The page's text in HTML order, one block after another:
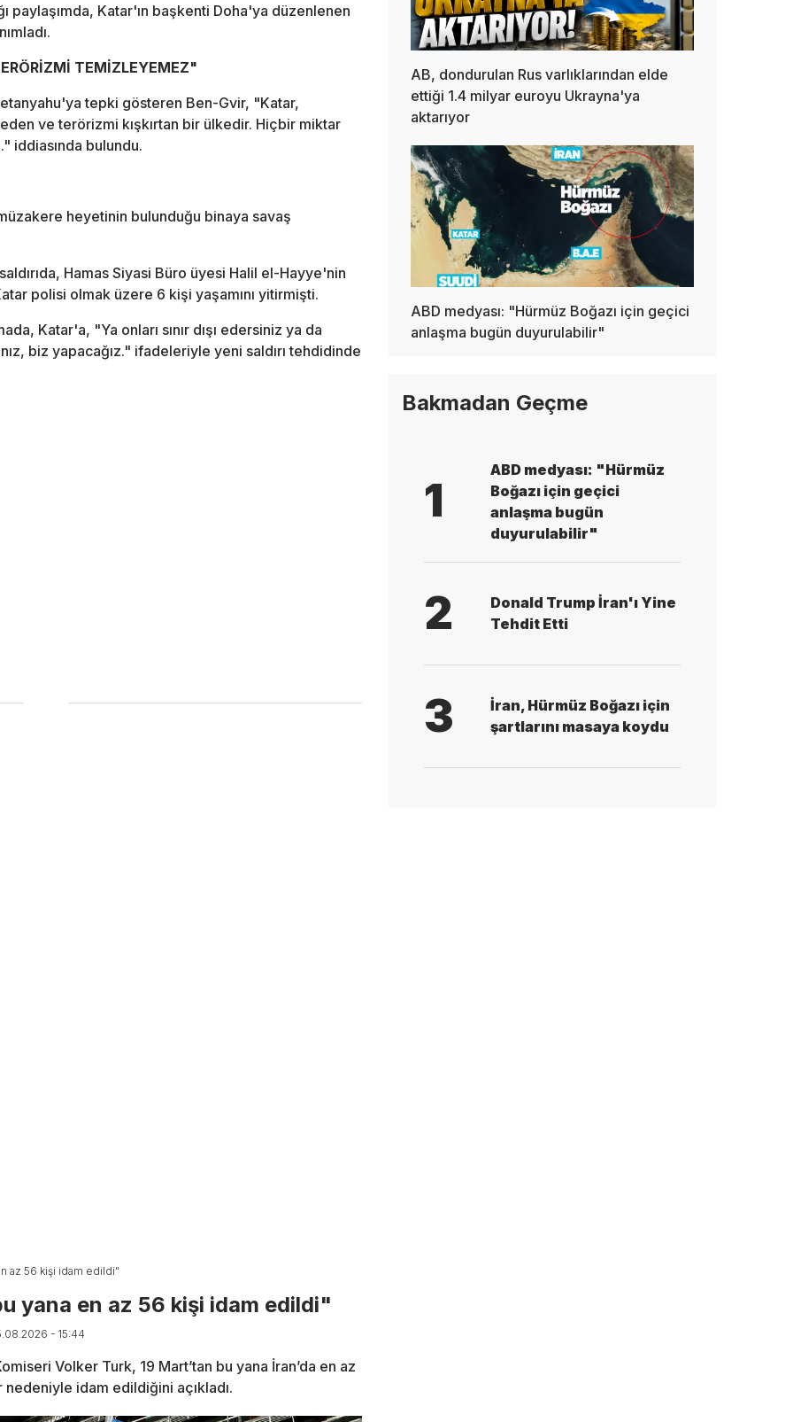
paylaşımda, Katar'ın başkenti Doha'ya düzenlenen
TEMİZLEYEMEZ"
tepki gösteren Ben-Gvir, "Katar,
ve terörizmi kışkırtan bir ülkedir. Hiçbir miktar
iddiasında bulundu.
heyetinin bulunduğu binaya savaş
Hamas Siyasi Büro üyesi Halil el-Hayye'nin
polisi olmak üzere 6 kişi yaşamını yitirmişti.
Katar'a, "Ya onları sınır dışı edersiniz ya da
biz yapacağız." ifadeleriyle yeni saldırı tehdidinde
az 56 kişi idam edildi"
yana en az 56 kişi idam edildi"
- 15:44
Volker Turk, 19 Mart’tan bu yana İran’da en az
idam edildiğini açıkladı.
AB, dondurulan Rus varlıklarından elde
ettiği 1.4 milyar euroyu Ukrayna'ya
aktarıyor
ABD medyası: "Hürmüz Boğazı için geçici
anlaşma bugün duyurulabilir"
Bakmadan Geçme
1
ABD medyası: "Hürmüz
Boğazı için geçici
anlaşma bugün
duyurulabilir"
2
Donald Trump İran'ı Yine
Tehdit Etti
3
İran, Hürmüz Boğazı için
şartlarını masaya koydu